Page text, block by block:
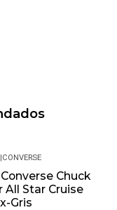
|CONVERSE
Chuck
All Star Cruise
Gris